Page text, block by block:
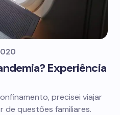
Experiência
precisei viajar
de questões familiares.